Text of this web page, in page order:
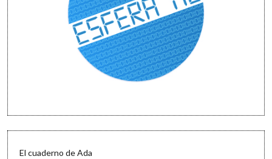
El cuaderno de Ada